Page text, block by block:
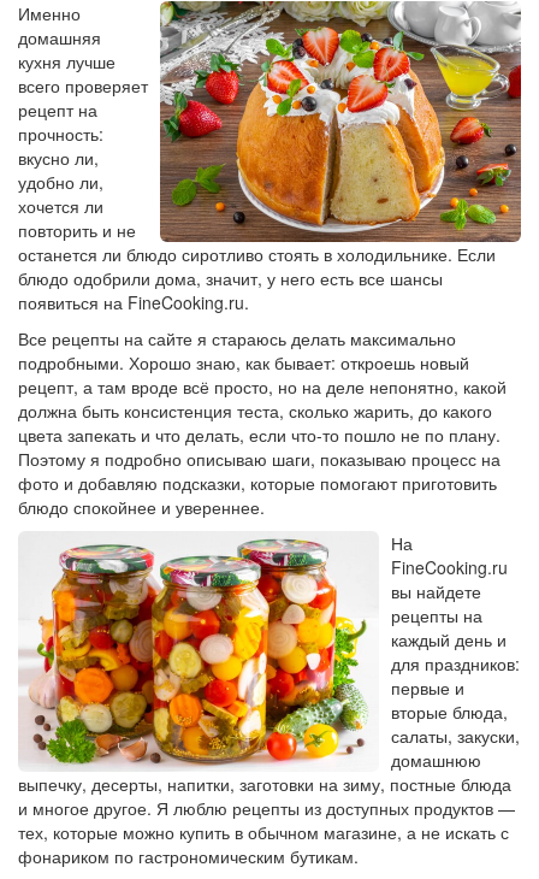
Именно
домашняя
кухня лучше
всего проверяет
рецепт на
прочность:
вкусно ли,
удобно ли,
хочется ли
повторить и не
останется ли блюдо сиротливо стоять в холодильнике. Если
блюдо одобрили дома, значит, у него есть все шансы
появиться на FineCooking.ru.
Все рецепты на сайте я стараюсь делать максимально
подробными. Хорошо знаю, как бывает: откроешь новый
рецепт, а там вроде всё просто, но на деле непонятно, какой
должна быть консистенция теста, сколько жарить, до какого
цвета запекать и что делать, если что-то пошло не по плану.
Поэтому я подробно описываю шаги, показываю процесс на
фото и добавляю подсказки, которые помогают приготовить
блюдо спокойнее и увереннее.
На
FineCooking.ru
вы найдете
рецепты на
каждый день и
для праздников:
первые и
вторые блюда,
салаты, закуски,
домашнюю
выпечку, десерты, напитки, заготовки на зиму, постные блюда
и многое другое. Я люблю рецепты из доступных продуктов —
тех, которые можно купить в обычном магазине, а не искать с
фонариком по гастрономическим бутикам.